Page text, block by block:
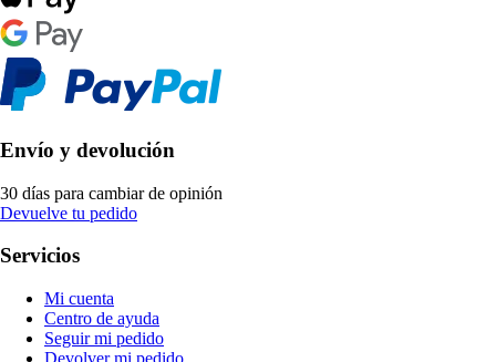
Envío y devolución
30 días para cambiar de opinión
Devuelve tu pedido
Servicios
Mi cuenta
Centro de ayuda
Seguir mi pedido